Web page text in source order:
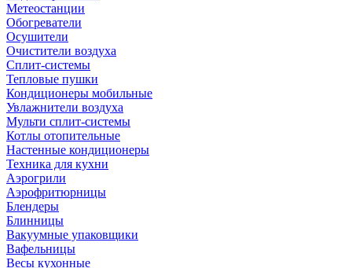
Метеостанции
Обогреватели
Осушители
Очистители воздуха
Сплит-системы
Тепловые пушки
Кондиционеры мобильные
Увлажнители воздуха
Мульти сплит-системы
Котлы отопительные
Настенные кондиционеры
Техника для кухни
Аэрогрили
Аэрофритюрницы
Блендеры
Блинницы
Вакуумные упаковщики
Вафельницы
Весы кухонные